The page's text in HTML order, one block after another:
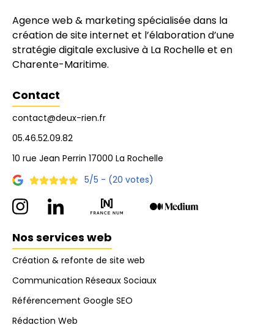
Agence web & marketing spécialisée dans la
création de site internet et l’élaboration d’une
stratégie digitale exclusive à La Rochelle et en
Charente-Maritime.
Contact
contact@deux-rien.fr
05.46.52.09.82
10 rue Jean Perrin 17000 La Rochelle
5/5 - (20 votes)
Nos services web
Création & refonte de site web
Communication Réseaux Sociaux
Référencement Google SEO
Rédaction Web